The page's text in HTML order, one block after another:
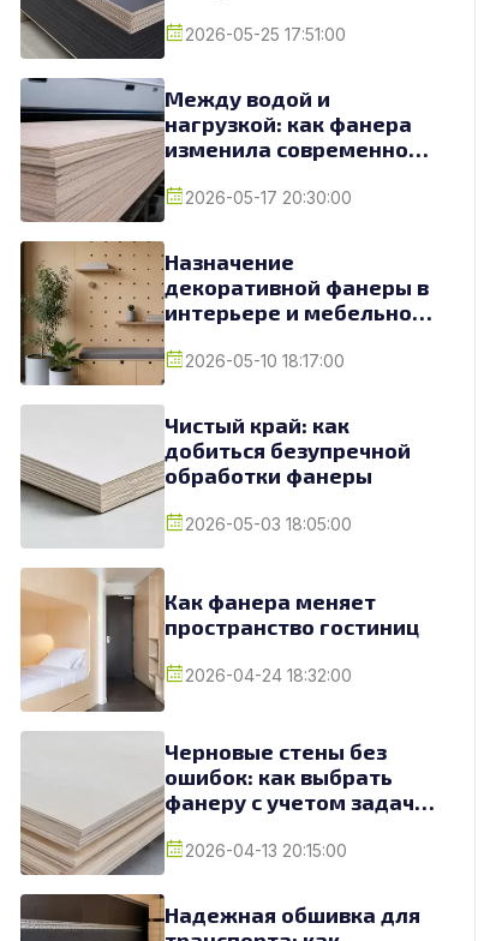
2026-05-25 17:51:00
Между водой и
нагрузкой: как фанера
изменила современное
2026-05-17 20:30:00
Назначение
декоративной фанеры в
интерьере и мебельном
2026-05-10 18:17:00
Чистый край: как
добиться безупречной
обработки фанеры
2026-05-03 18:05:00
Как фанера меняет
пространство гостиниц
2026-04-24 18:32:00
Черновые стены без
ошибок: как выбрать
фанеру с учетом задач и
2026-04-13 20:15:00
Надежная обшивка для